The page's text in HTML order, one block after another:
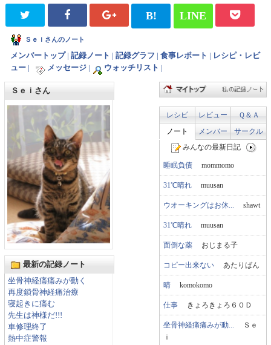
B! LINE
Ｓｅｉさんのノート
メンバートップ| 記録ノート 記録グラフ 食事レポート
レシピ・レビ
ュー
メッセージ ウォッチリスト
Ｓｅｉさん
最新の記録ノート
坐骨神経痛痛みが動く
再度鎖骨神経痛治療
寝起きに痛む
先生は神様だ!!!
車修理終了
熱中症警報
レシピ レビュー
Ｑ＆Ａ
ノート
メンバー
サークル
みんなの最新日記
睡眠負債 mommomo
31℃晴れ muusan
ウオーキングはお休... shawt
31℃晴れ muusan
面倒な薬 おじまる子
コピー出来ない あたりばん
晴 komokomo
仕事 きょろきょろ６０Ｄ
坐骨神経痛痛みが動...
Ｓｅ
ｉ